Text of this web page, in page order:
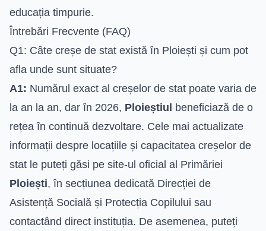
educația timpurie.
Întrebări Frecvente (FAQ)
Q1: Câte creșe de stat există în Ploiești și cum pot
afla unde sunt situate?
A1: Numărul exact al creșelor de stat poate varia de
la an la an, dar în 2026, Ploieștiul beneficiază de o
rețea în continuă dezvoltare. Cele mai actualizate
informații despre locațiile și capacitatea creșelor de
stat le puteți găsi pe site-ul oficial al Primăriei
Ploiești, în secțiunea dedicată Direcției de
Asistență Socială și Protecția Copilului sau
contactând direct instituția. De asemenea, puteți